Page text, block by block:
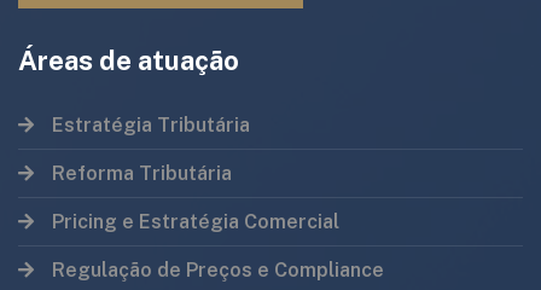
Áreas de atuação
Estratégia Tributária
Reforma Tributária
Pricing e Estratégia Comercial
Regulação de Preços e Compliance